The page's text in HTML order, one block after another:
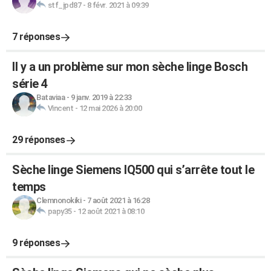
stf_jpd87- 8 févr. 2021 à 09:39
7 réponses
Il y a un problème sur mon sèche linge Bosch
série 4
Bataviaa- 9 janv. 2019 à 22:33
Vincent - 12 mai 2026 à 20:00
29 réponses
Sèche linge Siemens IQ500 qui s’arrête tout le
temps
Clemnonokiki- 7 août 2021 à 16:28
papy35- 12 août 2021 à 08:10
9 réponses